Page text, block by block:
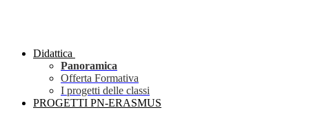
Didattica
Panoramica
Offerta Formativa
I progetti delle classi
PROGETTI PN-ERASMUS